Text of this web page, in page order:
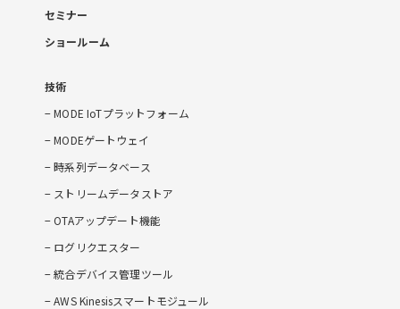
セミナー
ショールーム
技術
MODE IoTプラットフォーム
MODEゲートウェイ
時系列データベース
ストリームデータストア
OTAアップデート機能
ログリクエスター
統合デバイス管理ツール
AWS Kinesisスマートモジュール